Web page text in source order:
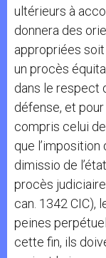
ultérieurs à
donnera des
appropriées
un procès
dans le respect
défense, et pour
compris celui
que l’imposition
dimissio de
procès
can. 1342 CIC),
peines
cette fin, ils